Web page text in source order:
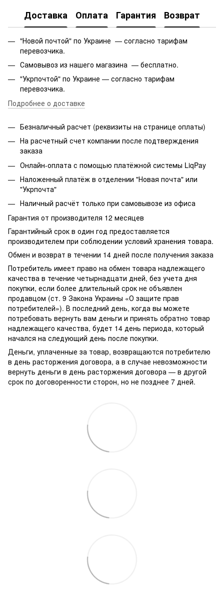
Доставка Оплата Гарантия Возврат
"Новой почтой" по Украине — согласно тарифам
перевозчика.
Самовывоз из нашего магазина — бесплатно.
"Укрпочтой" по Украине — согласно тарифам
перевозчика.
Подробнее о доставке
Безналичный расчет (реквизиты на странице оплаты)
На расчетный счет компании после подтверждения
заказа
Онлайн-оплата с помощью платёжной системы LiqPay
Наложенный платёж в отделении "Новая почта" или
"Укрпочта"
Наличный расчёт только при самовывозе из офиса
Гарантия от производителя 12 месяцев
Гарантийный срок в один год предоставляется
производителем при соблюдении условий хранения товара.
Обмен и возврат в течении 14 дней после получения заказа
Потребитель имеет право на обмен товара надлежащего
качества в течение четырнадцати дней, без учета дня
покупки, если более длительный срок не объявлен
продавцом (ст. 9 Закона Украины «О защите прав
потребителей»). В последний день, когда вы можете
потребовать вернуть вам деньги и принять обратно товар
надлежащего качества, будет 14 день периода, который
начался на следующий день после покупки.
Деньги, уплаченные за товар, возвращаются потребителю
в день расторжения договора, а в случае невозможности
вернуть деньги в день расторжения договора — в другой
срок по договоренности сторон, но не позднее 7 дней.